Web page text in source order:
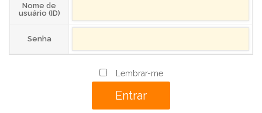
Nome de
usuário (ID)
Senha
Lembrar-me